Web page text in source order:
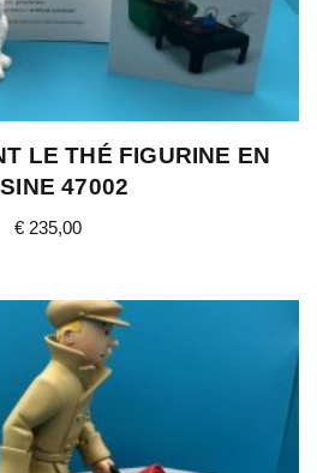
LE THÉ FIGURINE EN
47002
€ 235,00